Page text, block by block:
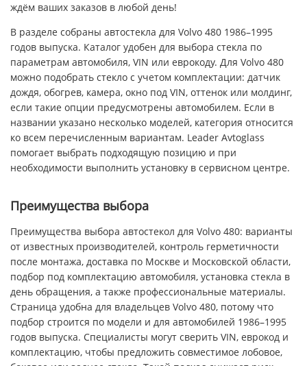
ждём ваших заказов в любой день!
В разделе собраны автостекла для Volvo 480 1986–1995
годов выпуска. Каталог удобен для выбора стекла по
параметрам автомобиля, VIN или еврокоду. Для Volvo 480
можно подобрать стекло с учетом комплектации: датчик
дождя, обогрев, камера, окно под VIN, оттенок или молдинг,
если такие опции предусмотрены автомобилем. Если в
названии указано несколько моделей, категория относится
ко всем перечисленным вариантам. Leader Avtoglass
помогает выбрать подходящую позицию и при
необходимости выполнить установку в сервисном центре.
Преимущества выбора
Преимущества выбора автостекол для Volvo 480: варианты
от известных производителей, контроль герметичности
после монтажа, доставка по Москве и Московской области,
подбор под комплектацию автомобиля, установка стекла в
день обращения, а также профессиональные материалы.
Страница удобна для владельцев Volvo 480, потому что
подбор строится по модели и для автомобилей 1986–1995
годов выпуска. Специалисты могут сверить VIN, еврокод и
комплектацию, чтобы предложить совместимое лобовое,